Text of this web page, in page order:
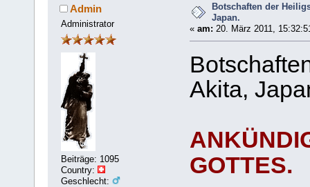
Admin
Administrator
Beiträge: 1095
Country:
Geschlecht:
Botschaften der
Japan.
« am: 20. März 2011,
Akita,
GOTTES.